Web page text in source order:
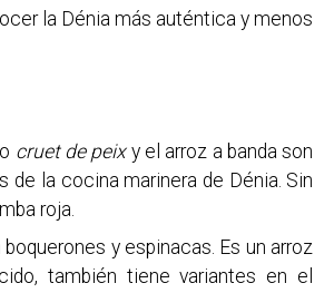
la Dénia más auténtica y menos
cruet de peixy el arroz a banda son
de la cocina marinera de Dénia. Sin
roja.
boquerones y espinacas. Es un arroz
también tiene variantes en el